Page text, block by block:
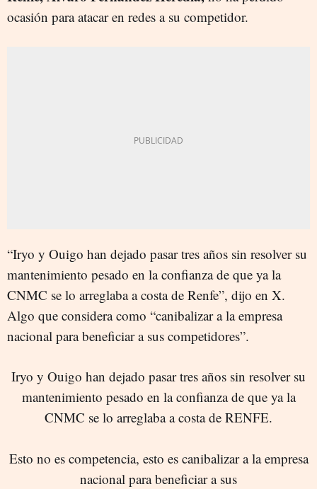
ocasión para atacar en redes a su competidor.
“Iryo y Ouigo han dejado pasar tres años sin resolver su
mantenimiento pesado en la confianza de que ya la
CNMC se lo arreglaba a costa de Renfe”, dijo en X.
Algo que considera como “canibalizar a la empresa
nacional para beneficiar a sus competidores”.
Iryo y Ouigo han dejado pasar tres años sin resolver su
mantenimiento pesado en la confianza de que ya la
CNMC se lo arreglaba a costa de RENFE.
Esto no es competencia, esto es canibalizar a la empresa
nacional para beneficiar a sus